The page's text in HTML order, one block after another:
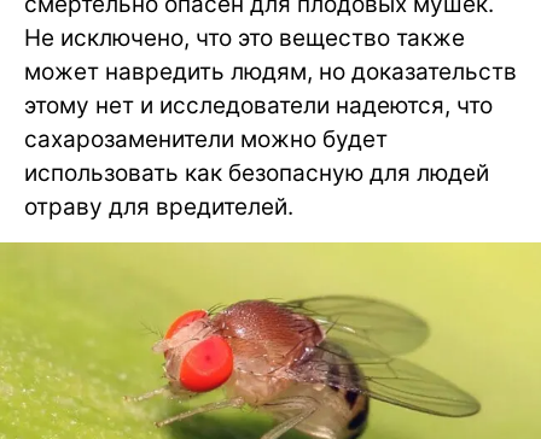
Не исключено, что это вещество также
может навредить людям, но доказательств
этому нет и исследователи надеются, что
сахарозаменители можно будет
использовать как безопасную для людей
отраву для вредителей.